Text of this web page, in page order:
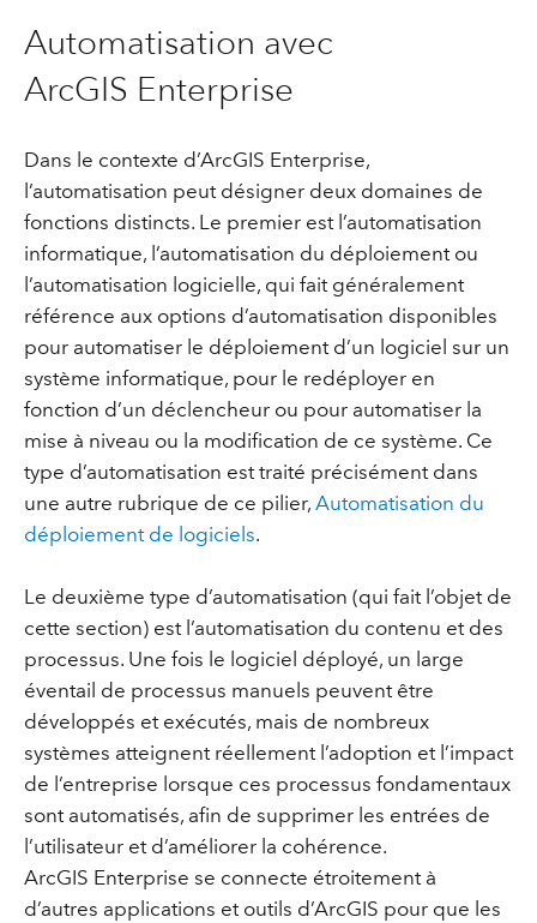
Automatisation avec
ArcGIS Enterprise
Dans le contexte d’ArcGIS Enterprise,
l’automatisation peut désigner deux domaines de
fonctions distincts. Le premier est l’automatisation
informatique, l’automatisation du déploiement ou
l’automatisation logicielle, qui fait généralement
référence aux options d’automatisation disponibles
pour automatiser le déploiement d’un logiciel sur un
système informatique, pour le redéployer en
fonction d’un déclencheur ou pour automatiser la
mise à niveau ou la modification de ce système. Ce
type d’automatisation est traité précisément dans
une autre rubrique de ce pilier, Automatisation du
déploiement de logiciels.
Le deuxième type d’automatisation (qui fait l’objet de
cette section) est l’automatisation du contenu et des
processus. Une fois le logiciel déployé, un large
éventail de processus manuels peuvent être
développés et exécutés, mais de nombreux
systèmes atteignent réellement l’adoption et l’impact
de l’entreprise lorsque ces processus fondamentaux
sont automatisés, afin de supprimer les entrées de
l’utilisateur et d’améliorer la cohérence.
ArcGIS Enterprise se connecte étroitement à
d’autres applications et outils d’ArcGIS pour que les